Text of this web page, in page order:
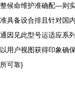
整候命维护准确配—则
准具备设合排且针对国
通因见此型号运适应系
以用户视图获得印象确
所可靠}